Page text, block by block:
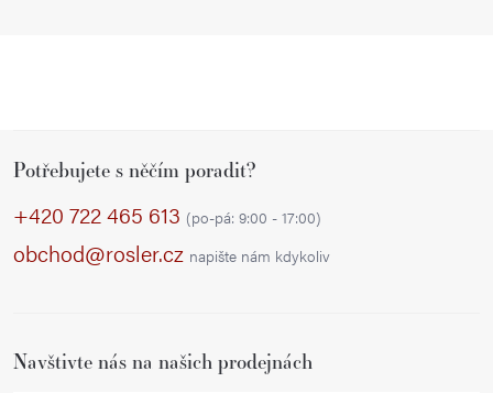
Potřebujete s něčím poradit?
+420 722 465 613 (po-pá: 9:00 - 17:00)
obchod@rosler.cz napište nám kdykoliv
Navštivte nás na našich prodejnách